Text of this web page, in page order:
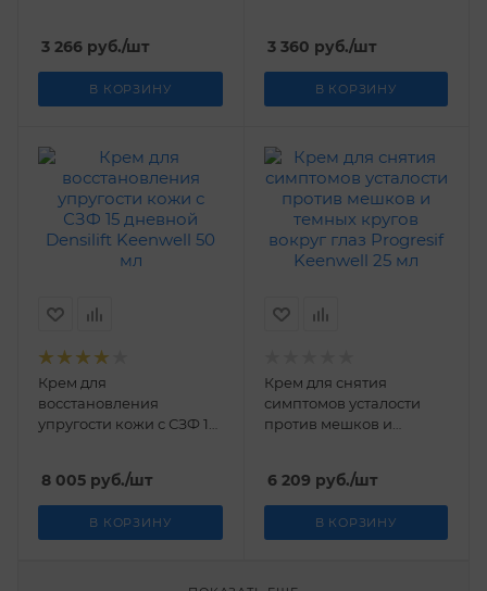
“DRON TECHNOLOGY”
Modeling Body System
Keenwell 250 мл
3 266 руб./шт
В КОРЗИНУ
3 360 руб./шт
В КОРЗИНУ
Крем для
восстановления
упругости кожи с СЗФ 15
8 005 руб./шт
В КОРЗИНУ
Крем для снятия
симптомов усталости
против мешков и
25 мл
6 209 руб./шт
В КОРЗИНУ